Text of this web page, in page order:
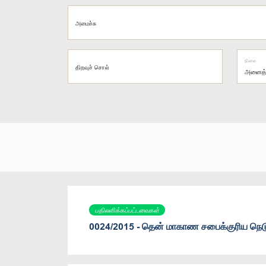
அமைச்சு
திறவுச் சொல்
நிலை
பதிலளிக்கப்பட்டவைகள்
0024/2015 - தென் மாகாண சபைக்குரிய